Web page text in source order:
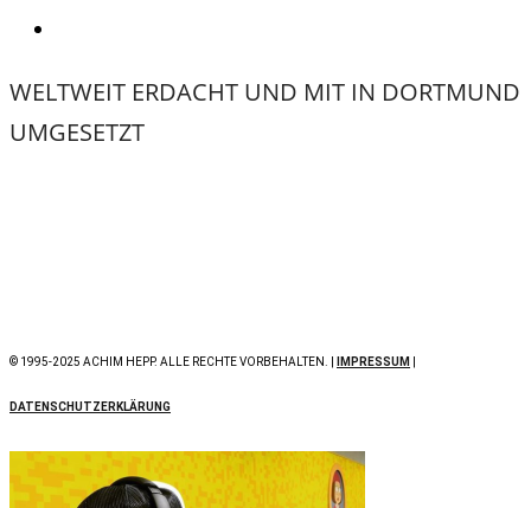
WELTWEIT ERDACHT UND MIT IN DORTMUND
UMGESETZT
© 1995-2025 ACHIM HEPP. ALLE RECHTE VORBEHALTEN. | IMPRESSUM
DATENSCHUTZERKLÄRUNG